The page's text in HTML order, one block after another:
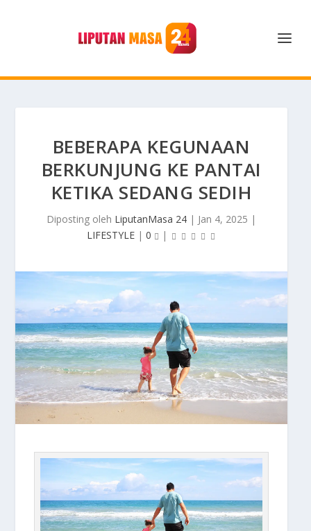
BEBERAPA KEGUNAAN
BERKUNJUNG KE PANTAI
KETIKA SEDANG SEDIH
Diposting oleh LiputanMasa 24 | Jan 4, 2025 |
LIFESTYLE | 0 |